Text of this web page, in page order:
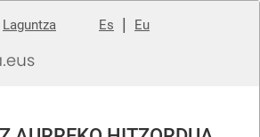
Laguntza Es Eu